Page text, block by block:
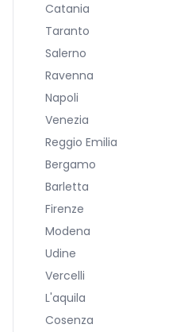
Catania
Taranto
Salerno
Ravenna
Napoli
Venezia
Reggio Emilia
Bergamo
Barletta
Firenze
Modena
Udine
Vercelli
L'aquila
Cosenza